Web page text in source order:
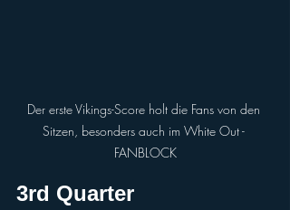
Der erste Vikings-Score holt die Fans von den
Sitzen, besonders auch im White Out -
FANBLOCK
3rd Quarter